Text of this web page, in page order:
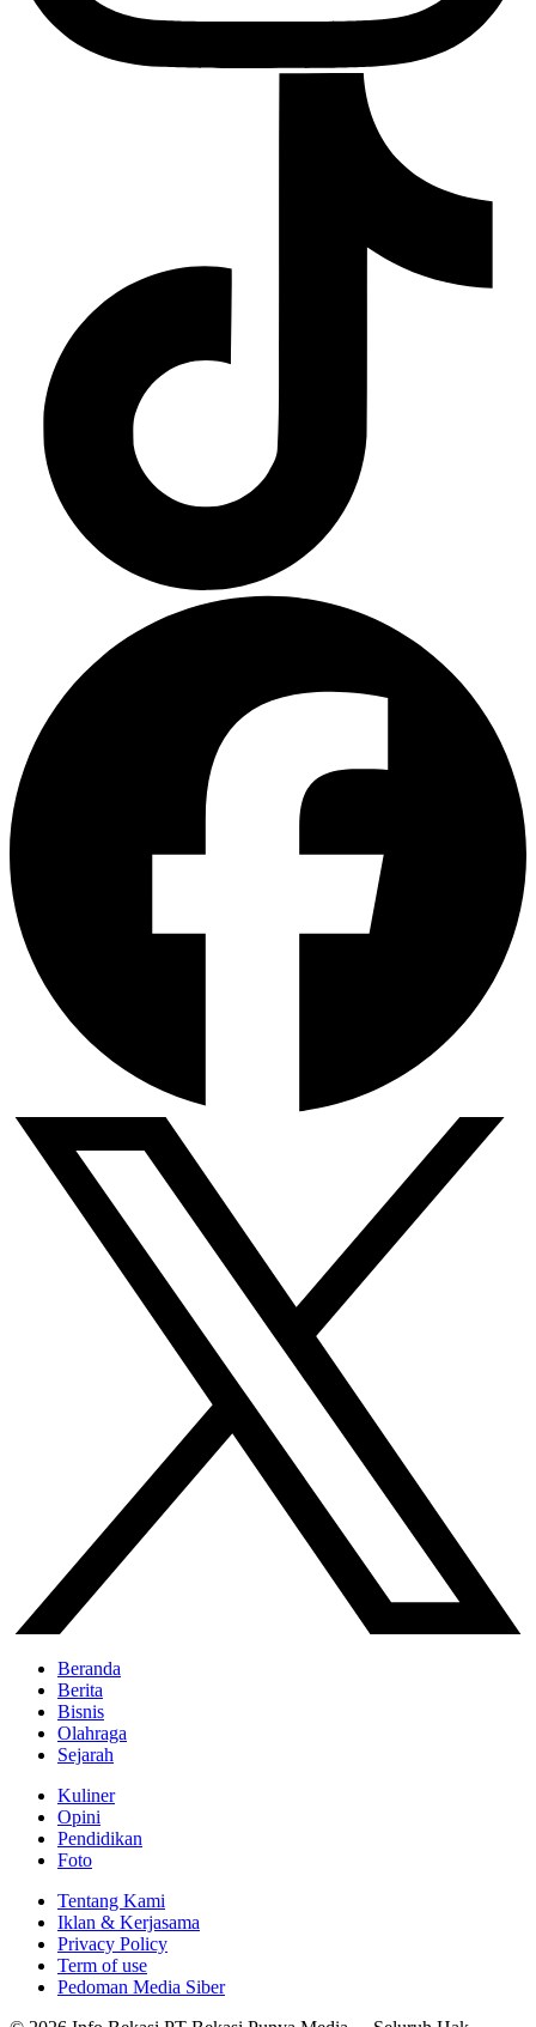
Beranda
Berita
Bisnis
Olahraga
Sejarah
Kuliner
Opini
Pendidikan
Foto
Tentang Kami
Iklan & Kerjasama
Privacy Policy
Term of use
Pedoman Media Siber